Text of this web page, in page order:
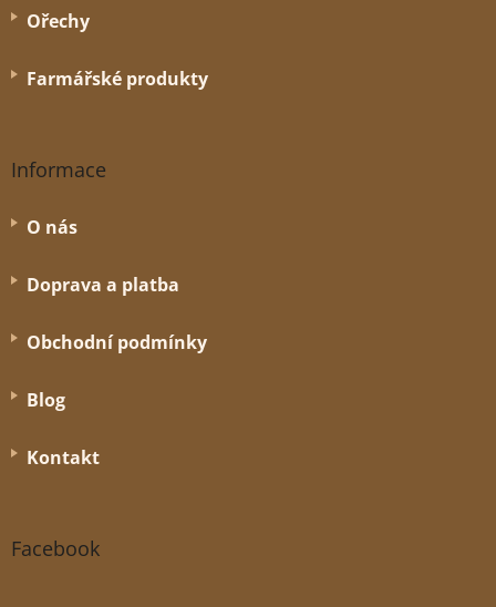
Ořechy
Farmářské produkty
Informace
O nás
Doprava a platba
Obchodní podmínky
Blog
Kontakt
Facebook